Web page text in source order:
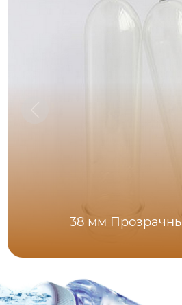
38 мм